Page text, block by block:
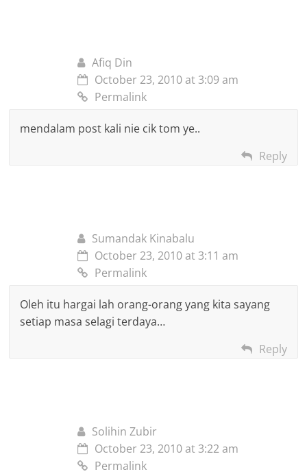
Afiq Din
October 23, 2010 at 3:09 am
Permalink
mendalam post kali nie cik tom ye..
Reply
Sumandak Kinabalu
October 23, 2010 at 3:11 am
Permalink
Oleh itu hargai lah orang-orang yang kita sayang
setiap masa selagi terdaya…
Reply
Solihin Zubir
October 23, 2010 at 3:22 am
Permalink